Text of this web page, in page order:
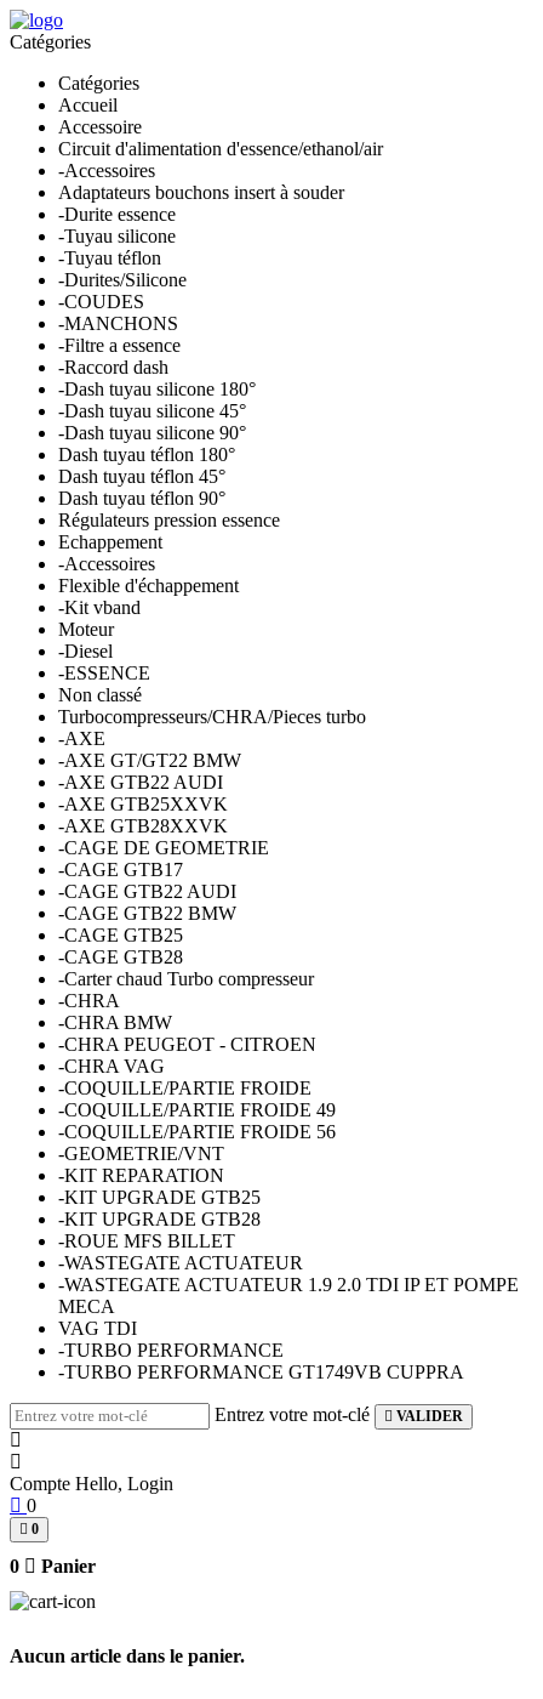
Catégories
Catégories
Accueil
Accessoire
Circuit d'alimentation d'essence/ethanol/air
-Accessoires
Adaptateurs bouchons insert à souder
-Durite essence
-Tuyau silicone
-Tuyau téflon
-Durites/Silicone
-COUDES
-MANCHONS
-Filtre a essence
-Raccord dash
-Dash tuyau silicone 180°
-Dash tuyau silicone 45°
-Dash tuyau silicone 90°
Dash tuyau téflon 180°
Dash tuyau téflon 45°
Dash tuyau téflon 90°
Régulateurs pression essence
Echappement
-Accessoires
Flexible d'échappement
-Kit vband
Moteur
-Diesel
-ESSENCE
Non classé
Turbocompresseurs/CHRA/Pieces turbo
-AXE
-AXE GT/GT22 BMW
-AXE GTB22 AUDI
-AXE GTB25XXVK
-AXE GTB28XXVK
-CAGE DE GEOMETRIE
-CAGE GTB17
-CAGE GTB22 AUDI
-CAGE GTB22 BMW
-CAGE GTB25
-CAGE GTB28
-Carter chaud Turbo compresseur
-CHRA
-CHRA BMW
-CHRA PEUGEOT - CITROEN
-CHRA VAG
-COQUILLE/PARTIE FROIDE
-COQUILLE/PARTIE FROIDE 49
-COQUILLE/PARTIE FROIDE 56
-GEOMETRIE/VNT
-KIT REPARATION
-KIT UPGRADE GTB25
-KIT UPGRADE GTB28
-ROUE MFS BILLET
-WASTEGATE ACTUATEUR
-WASTEGATE ACTUATEUR 1.9 2.0 TDI IP ET POMPE
MECA
VAG TDI
-TURBO PERFORMANCE
-TURBO PERFORMANCE GT1749VB CUPPRA
Entrez votre mot-clé VALIDER
Compte Hello, Login
0
0
0 Panier
Aucun article dans le panier.